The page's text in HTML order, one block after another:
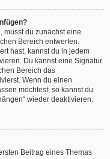
musst du zunächst eine
Bereich entwerfen.
hast, kannst du in jedem
Du kannst eine Signatur
Bereich das
Wenn du einen
möchtest, so kannst du
wieder deaktivieren.
Beitrag eines Themas